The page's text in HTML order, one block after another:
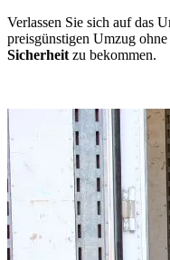
Verlassen Sie sich auf das
preisgünstigen Umzug
Sicherheit zu bekommen.